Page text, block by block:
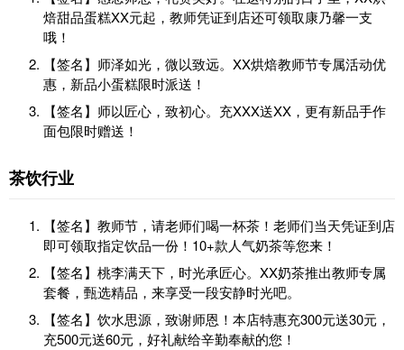
焙甜品蛋糕XX元起，教师凭证到店还可领取康乃馨一支
哦！
【签名】师泽如光，微以致远。XX烘焙教师节专属活动优
惠，新品小蛋糕限时派送！
【签名】师以匠心，致初心。充XXX送XX，更有新品手作
面包限时赠送！
茶饮行业
【签名】教师节，请老师们喝一杯茶！老师们当天凭证到店
即可领取指定饮品一份！10+款人气奶茶等您来！
【签名】桃李满天下，时光承匠心。XX奶茶推出教师专属
套餐，甄选精品，来享受一段安静时光吧。
【签名】饮水思源，致谢师恩！本店特惠充300元送30元，
充500元送60元，好礼献给辛勤奉献的您！